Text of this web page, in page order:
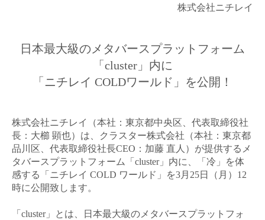
株式会社ニチレイ
日本最大級のメタバースプラットフォーム
「 cluster」内に
「ニチレイ COLDワールド」を公開！
株式会社ニチレイ（本社：東京都中央区、代表取締役社
長：大櫛 顕也）は、クラスター株式会社（本社：東京都
品川区、代表取締役社長CEO ：加藤 直人）が提供するメ
タバースプラットフォーム「 cluster」内に、「冷」を体
感する「ニチレイ COLD ワールド」を3月 25日（月） 12
時に公開致します。
「 cluster」とは、日本最大級のメタバースプラットフォ